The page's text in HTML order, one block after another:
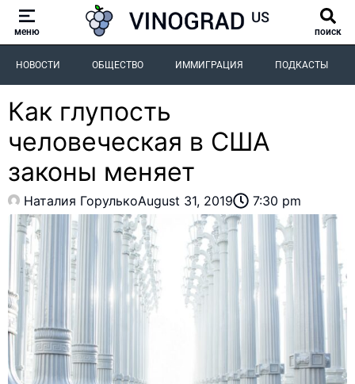
меню поиск
НОВОСТИ ОБЩЕСТВО ИММИГРАЦИЯ ПОДКАСТЫ
Как глупость
человеческая в США
законы меняет
Наталия ГорулькоAugust 31, 2019 7:30 pm